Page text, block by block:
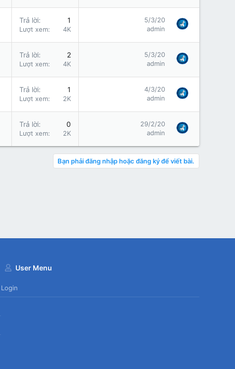
Trả lời 1
Lượt xem 4K
5/3/20
admin
Trả lời 2
Lượt xem 4K
5/3/20
admin
Trả lời 1
Lượt xem 2K
4/3/20
admin
Trả lời 0
Lượt xem 2K
29/2/20
admin
Bạn phải đăng nhập hoặc đăng ký để viết bài.
User Menu
Login